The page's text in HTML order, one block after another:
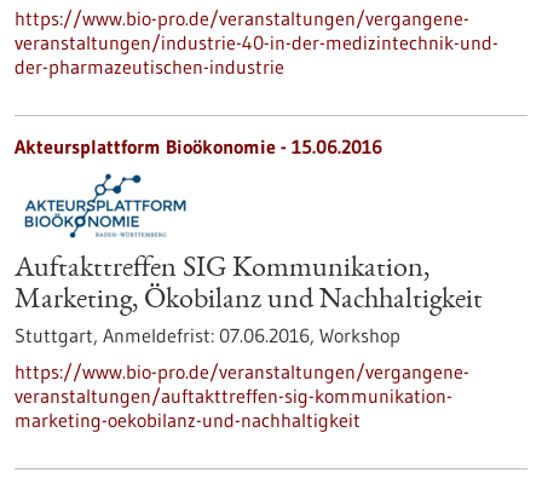
https://www.bio-pro.de/veranstaltungen/vergangene-
veranstaltungen/industrie-40-in-der-medizintechnik-und-
der-pharmazeutischen-industrie
Akteursplattform Bioökonomie - 15.06.2016
Auftakttreffen SIG Kommunikation,
Marketing, Ökobilanz und Nachhaltigkeit
Stuttgart, Anmeldefrist: 07.06.2016, Workshop
https://www.bio-pro.de/veranstaltungen/vergangene-
veranstaltungen/auftakttreffen-sig-kommunikation-
marketing-oekobilanz-und-nachhaltigkeit